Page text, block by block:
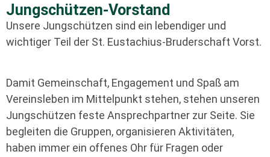
Jungschützen-Vorstand
Unsere Jungschützen sind ein lebendiger und
wichtiger Teil der St. Eustachius-Bruderschaft Vorst.
Damit Gemeinschaft, Engagement und Spaß am
Vereinsleben im Mittelpunkt stehen, stehen unseren
Jungschützen feste Ansprechpartner zur Seite. Sie
begleiten die Gruppen, organisieren Aktivitäten,
haben immer ein offenes Ohr für Fragen oder